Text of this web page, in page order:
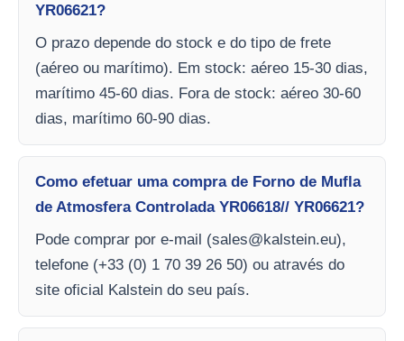
YR06621?
O prazo depende do stock e do tipo de frete
(aéreo ou marítimo). Em stock: aéreo 15-30 dias,
marítimo 45-60 dias. Fora de stock: aéreo 30-60
dias, marítimo 60-90 dias.
Como efetuar uma compra de Forno de Mufla
de Atmosfera Controlada YR06618// YR06621?
Pode comprar por e-mail (sales@kalstein.eu),
telefone (+33 (0) 1 70 39 26 50) ou através do
site oficial Kalstein do seu país.